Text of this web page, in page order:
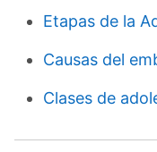
Etapas de la
Causas del
Clases de